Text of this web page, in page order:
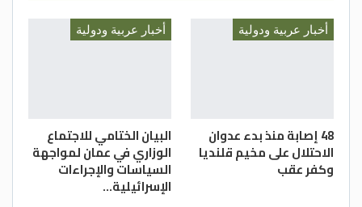
أخبار عربية ودولية
48 إصابة منذ بدء عدوان
الاحتلال على مخيم قلنديا
وكفر عقب
أخبار عربية ودولية
البيان الختامي للاجتماع
الوزاري في عمان لمواجهة
السياسات والإجراءات
الإسرائيلية…